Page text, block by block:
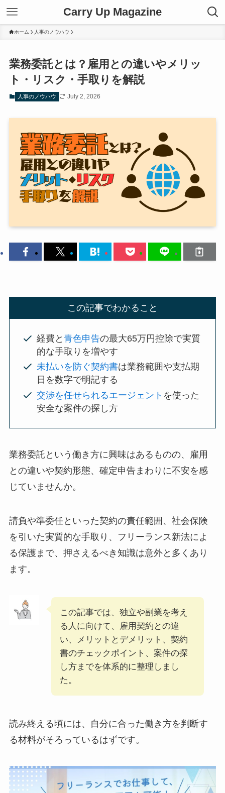
Carry Up Magazine
ホーム 人事のノウハウ
業務委託とは？雇用との違いやメリッ
ト・リスク・手取りを解説
人事のノウハウ July 2, 2026
この記事でわかること
経費と 青色申告の最大65万円控除で実質
的な手取りを増やす
未払いを防ぐ契約書は業務範囲や支払期
日を数字で明記する
交渉を任せられるエージェント を使った
安全な案件の探し方
業務委託という働き方に興味はあるものの、雇用
との違いや契約形態、確定申告まわりに不安を感
じていませんか。
請負や準委任といった契約の責任範囲、社会保険
を引いた実質的な手取り、フリーランス新法によ
る保護まで、押さえるべき知識は意外と多くあり
ます。
この記事では、独立や副業を考え
る人に向けて、雇用契約との違
い、メリットとデメリット、契約
書のチェックポイント、案件の探
し方までを体系的に整理しまし
た。
読み終える頃には、自分に合った働き方を判断す
る材料がそろっているはずです。